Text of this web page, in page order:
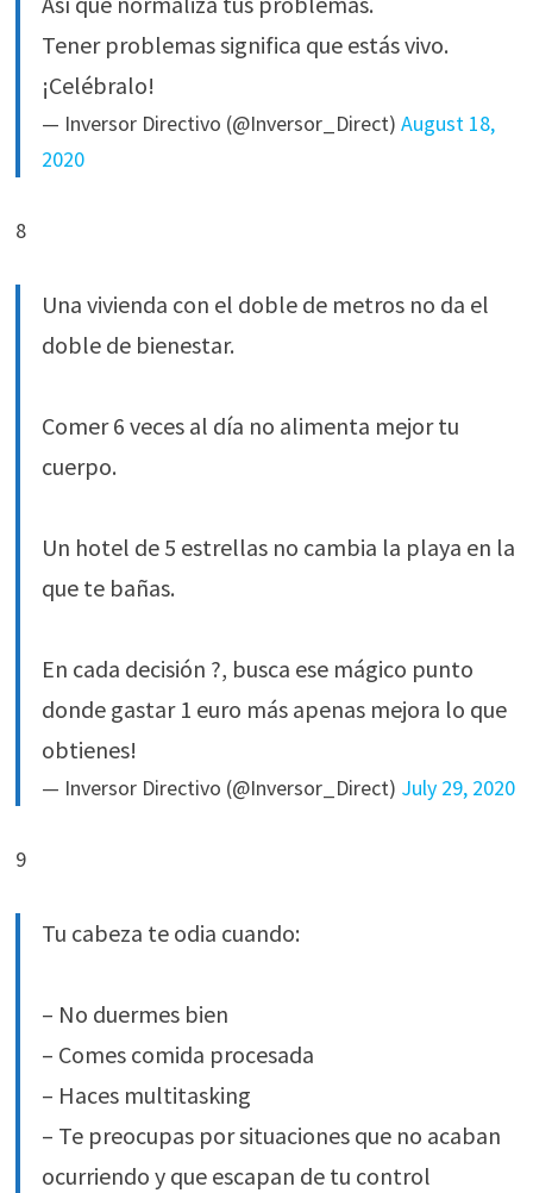
Tener problemas significa que estás vivo.
¡Celébralo!
— Inversor Directivo (@Inversor_Direct) August 18,
2020
8
Una vivienda con el doble de metros no da el
doble de bienestar.
Comer 6 veces al día no alimenta mejor tu
cuerpo.
Un hotel de 5 estrellas no cambia la playa en la
que te bañas.
En cada decisión ?, busca ese mágico punto
donde gastar 1 euro más apenas mejora lo que
obtienes!
— Inversor Directivo (@Inversor_Direct) July 29, 2020
9
Tu cabeza te odia cuando:
– No duermes bien
– Comes comida procesada
– Haces multitasking
– Te preocupas por situaciones que no acaban
ocurriendo y que escapan de tu control